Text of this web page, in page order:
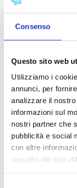
Consenso
Questo sito web
Utilizziamo i
annunci, per
analizzare il
informazioni sul
nostri partner che
pubblicità e social
con altre
raccolto dal suo
afferenti alle
Destinatari
Titolare nonché i
nominati dal
I suoi dati
saranno
Europea né in
Europea.